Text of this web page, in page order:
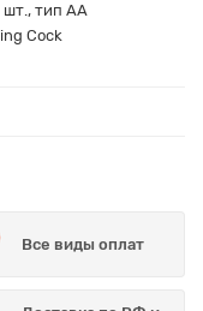
шт., тип AA
Cock
Все виды оплат